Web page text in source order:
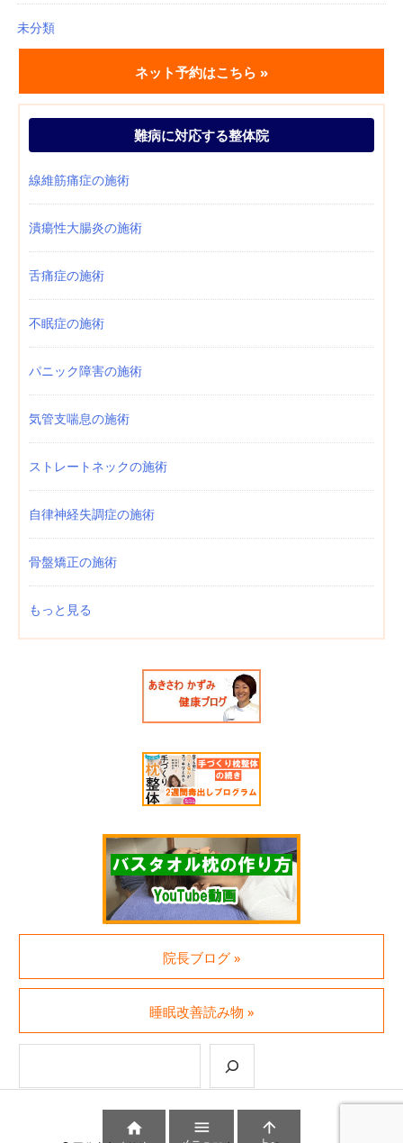
未分類
ネット予約はこちら »
難病に対応する整体院
線維筋痛症の施術
潰瘍性大腸炎の施術
舌痛症の施術
不眠症の施術
パニック障害の施術
気管支喘息の施術
ストレートネックの施術
自律神経失調症の施術
骨盤矯正の施術
もっと見る
院長ブログ »
睡眠改善読み物 »
  